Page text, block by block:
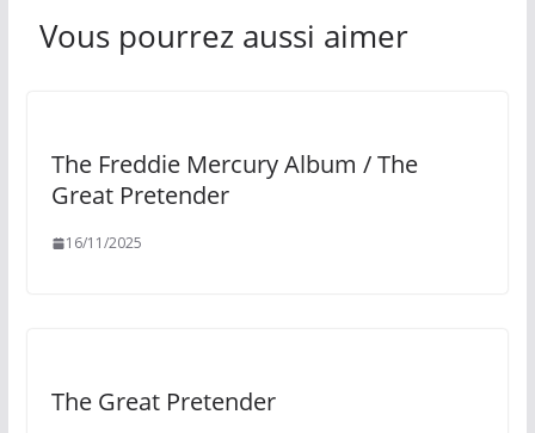
Vous pourrez aussi aimer
The Freddie Mercury Album / The
Great Pretender
16/11/2025
The Great Pretender